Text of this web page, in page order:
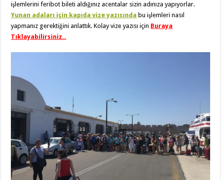
işlemlerini feribot bileti aldığınız acentalar sizin adınıza yapıyorlar.
Yunan adaları için kapıda vize yazısında bu işlemleri nasıl
yapmanız gerektiğini anlattık. Kolay vize yazısı için Buraya
Tıklayabilirsiniz..